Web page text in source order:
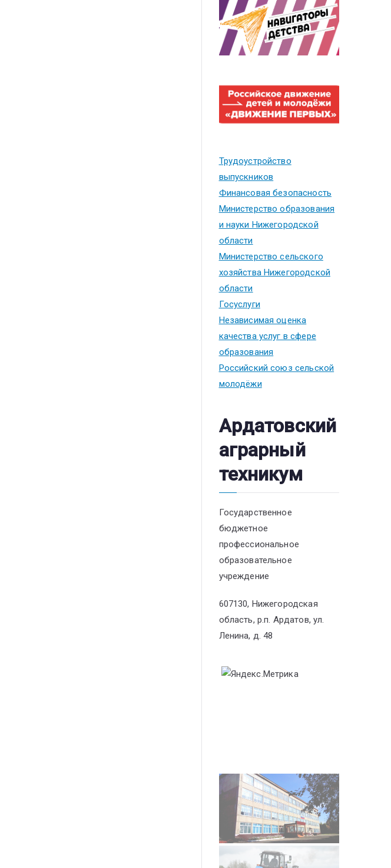
Трудоустройство
выпускников
Финансовая безопасность
Министерство образования
и науки Нижегородской
области
Министерство сельского
хозяйства Нижегородской
области
Госуслуги
Независимая оценка
качества услуг в сфере
образования
Российский союз сельской
молодёжи
Ардатовский
аграрный
техникум
Государственное
бюджетное
профессиональное
образовательное
учреждение
607130, Нижегородская
область, р.п. Ардатов, ул.
Ленина, д. 48